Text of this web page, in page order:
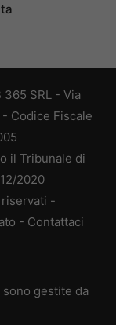
SRL - Via
- Codice Fiscale
il Tribunale di
2020
-
- Contattaci
gestite da